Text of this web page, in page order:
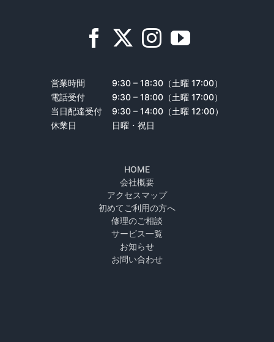
営業時間
9:30 – 18:30（土曜 17:00）
電話受付
9:30 – 18:00（土曜 17:00）
当日配達受付
9:30 – 14:00（土曜 12:00）
休業日
日曜・祝日
HOME
会社概要
アクセスマップ
初めてご利用の方へ
修理のご相談
サービス一覧
お知らせ
お問い合わせ